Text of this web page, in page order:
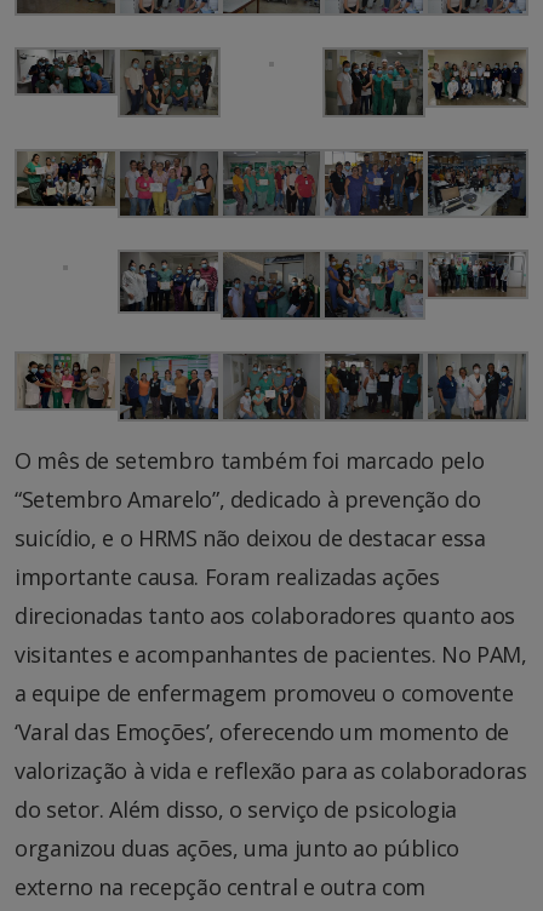
O mês de setembro também foi marcado pelo
“Setembro Amarelo”, dedicado à prevenção do
suicídio, e o HRMS não deixou de destacar essa
importante causa. Foram realizadas ações
direcionadas tanto aos colaboradores quanto aos
visitantes e acompanhantes de pacientes. No PAM,
a equipe de enfermagem promoveu o comovente
‘Varal das Emoções’, oferecendo um momento de
valorização à vida e reflexão para as colaboradoras
do setor. Além disso, o serviço de psicologia
organizou duas ações, uma junto ao público
externo na recepção central e outra com